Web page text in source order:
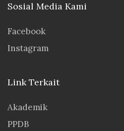
Sosial Media Kami
Facebook
Instagram
Link Terkait
Akademik
PPDB